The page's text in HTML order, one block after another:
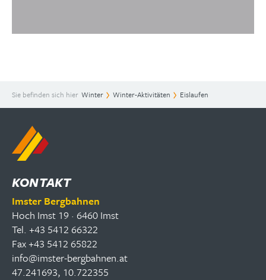
Sie befinden sich hier Winter Winter-Aktivitäten Eislaufen
KONTAKT
Imster Bergbahnen
Hoch Imst 19 · 6460 Imst
Tel. +43 5412 66322
Fax +43 5412 65822
info@imster-bergbahnen.at
47.241693, 10.722355